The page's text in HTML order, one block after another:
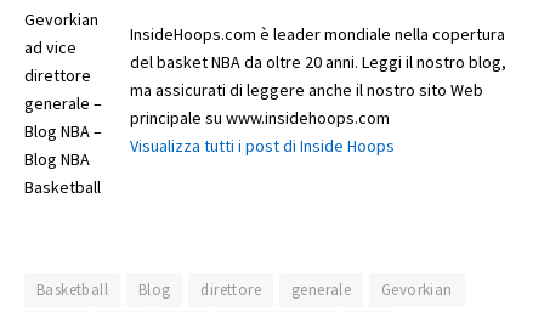
InsideHoops.com è leader mondiale nella copertura
del basket NBA da oltre 20 anni. Leggi il nostro blog,
ma assicurati di leggere anche il nostro sito Web
principale su www.insidehoops.com
Visualizza tutti i post di Inside Hoops
Basketball Blog direttore generale
Gevorkian